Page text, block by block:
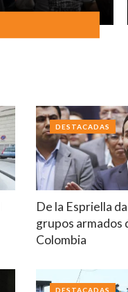
De la Espriella
grupos armados
Colombia
DESTACADAS
DESTACADAS